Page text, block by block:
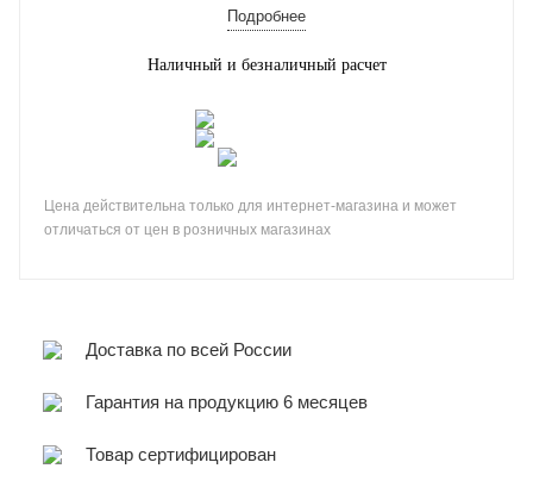
Подробнее
Наличный и безналичный расчет
Цена действительна только для интернет-магазина и может
отличаться от цен в розничных магазинах
Доставка по всей России
Гарантия на продукцию 6 месяцев
Товар сертифицирован